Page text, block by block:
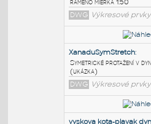
vystupna ciara
Vystupna ciara pre
rameno mierka 1:50
DWG
Výkresové